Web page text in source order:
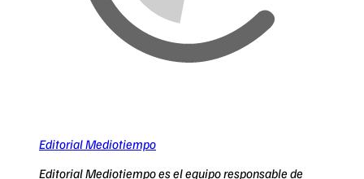
Editorial Mediotiempo
Editorial Mediotiempo es el equipo responsable de